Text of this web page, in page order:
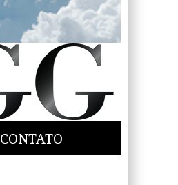
CONTATO